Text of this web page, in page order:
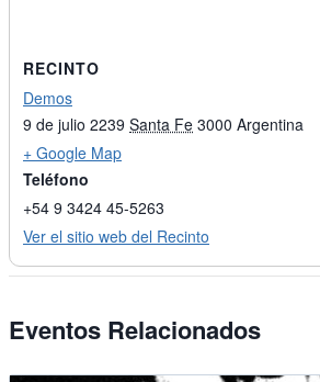
RECINTO
Demos
9 de julio 2239 Santa Fe 3000 Argentina
+ Google Map
Teléfono
+54 9 3424 45-5263
Ver el sitio web del Recinto
Eventos Relacionados